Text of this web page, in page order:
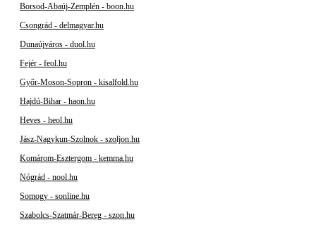
Borsod-Abaúj-Zemplén - boon.hu
Csongrád - delmagyar.hu
Dunaújváros - duol.hu
Fejér - feol.hu
Győr-Moson-Sopron - kisalfold.hu
Hajdú-Bihar - haon.hu
Heves - heol.hu
Jász-Nagykun-Szolnok - szoljon.hu
Komárom-Esztergom - kemma.hu
Nógrád - nool.hu
Somogy - sonline.hu
Szabolcs-Szatmár-Bereg - szon.hu